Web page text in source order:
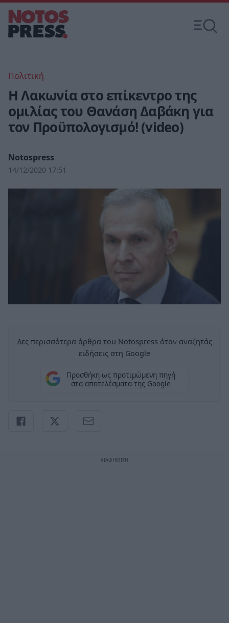
Πολιτική
Η Λακωνία στο επίκεντρο της
ομιλίας του Θανάση Δαβάκη για
τον Προϋπολογισμό! (video)
Notospress
14/12/2020 17:51
Δες περισσότερα άρθρα του Notospress όταν αναζητάς
ειδήσεις στη Google
Προσθήκη ως προτιμώμενη πηγή
στα αποτελέσματα της Google